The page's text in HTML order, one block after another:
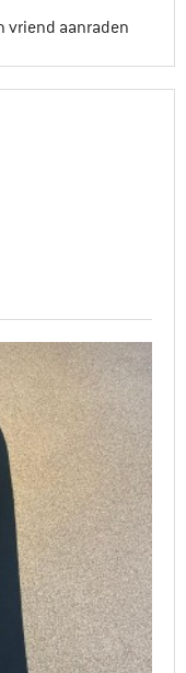
vriend aanraden